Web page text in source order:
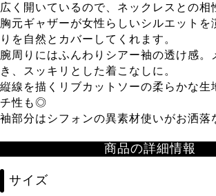
広く開いているので、ネックレスとの相
胸元ギャザーが女性らしいシルエットを
りを自然とカバーしてくれます。
腕周りにはふんわりシアー袖の透け感。
き、スッキリとした着こなしに。
縦線を描くリブカットソーの柔らかな生
チ性も◎
袖部分はシフォンの異素材使いがお洒落
商品の詳細情報
サイズ